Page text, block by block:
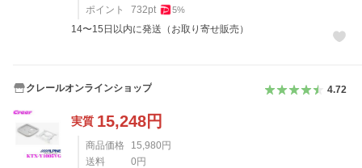
ポイント
732pt 5%
14〜15日以内に発送（お取り寄せ販売）
クレールオンラインショップ 4.72
実質 15,248円
商品価格 15,980 円
送料
0 円